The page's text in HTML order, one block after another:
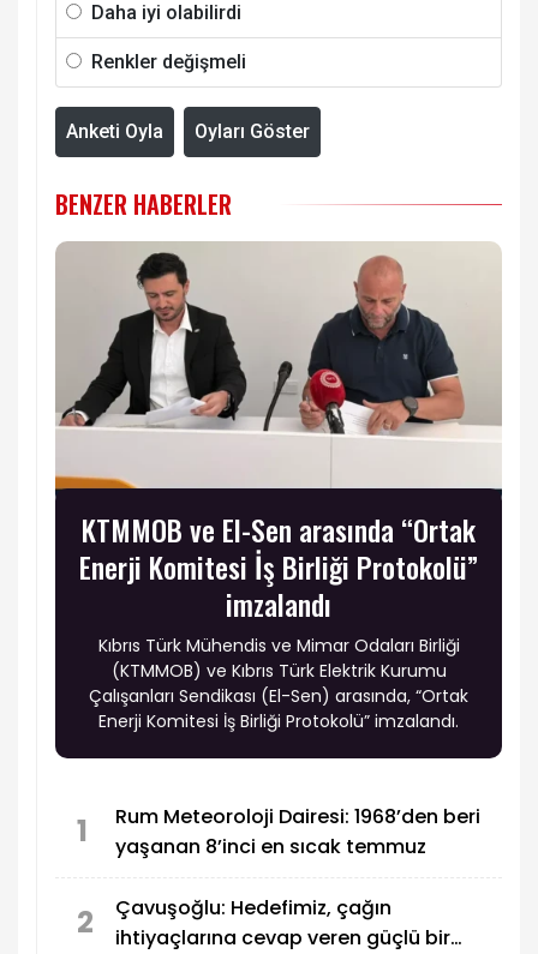
Daha iyi olabilirdi
Renkler değişmeli
Anketi Oyla Oyları Göster
BENZER HABERLER
KTMMOB ve El-Sen arasında “Ortak
Enerji Komitesi İş Birliği Protokolü”
imzalandı
Kıbrıs Türk Mühendis ve Mimar Odaları Birliği
(KTMMOB) ve Kıbrıs Türk Elektrik Kurumu
Çalışanları Sendikası (El-Sen) arasında, “Ortak
Enerji Komitesi İş Birliği Protokolü” imzalandı.
1
Rum Meteoroloji Dairesi: 1968’den beri
yaşanan 8’inci en sıcak temmuz
2
Çavuşoğlu: Hedefimiz, çağın
ihtiyaçlarına cevap veren güçlü bir